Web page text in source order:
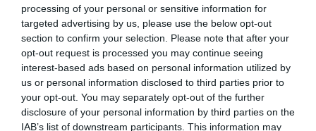
processing of your personal or sensitive information for
targeted advertising by us, please use the below opt-out
section to confirm your selection. Please note that after your
opt-out request is processed you may continue seeing
interest-based ads based on personal information utilized by
us or personal information disclosed to third parties prior to
your opt-out. You may separately opt-out of the further
disclosure of your personal information by third parties on the
IAB’s list of downstream participants. This information may
30.07.2026 | 23:36